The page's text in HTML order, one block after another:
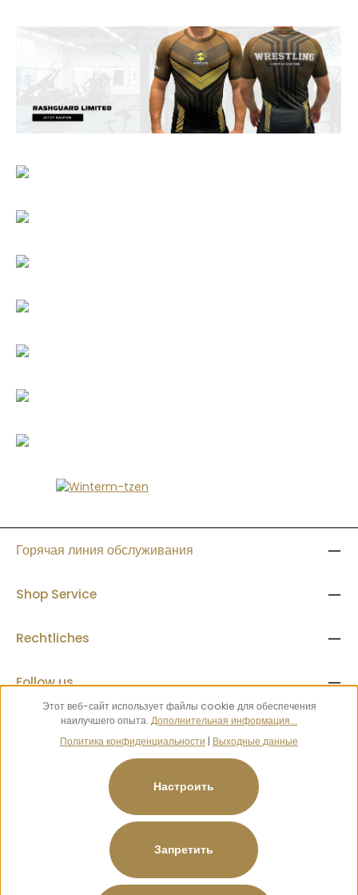
Пропустить галерею изображений
Горячая линия обслуживания
Shop Service
Rechtliches
Follow us
© 2026 World of Wrestling - with byZenit Design
Все цены включают НДС плюс стоимость доставки
возможные расходы на доставку, если не указано иное.
Этот веб-сайт использует файлы cookie для обеспечения
наилучшего опыта. Дополнительная информация...
Политика конфиденциальности | Выходные данные
Запретить
Настроить